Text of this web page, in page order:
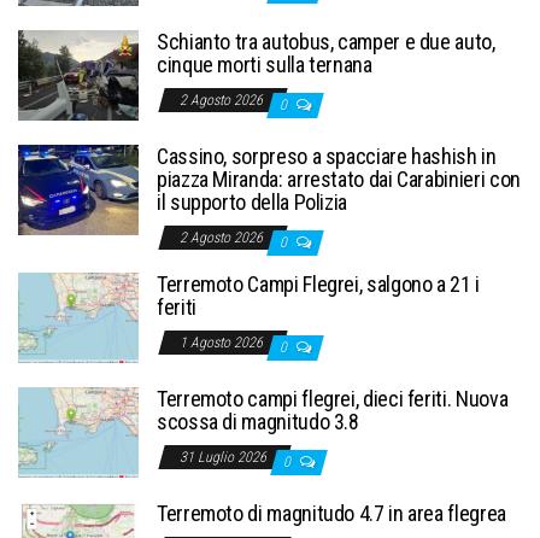
Schianto tra autobus, camper e due auto,
cinque morti sulla ternana
2 Agosto 2026 0
Cassino, sorpreso a spacciare hashish in
piazza Miranda: arrestato dai Carabinieri con
il supporto della Polizia
2 Agosto 2026 0
Terremoto Campi Flegrei, salgono a 21 i
feriti
1 Agosto 2026 0
Terremoto campi flegrei, dieci feriti. Nuova
scossa di magnitudo 3.8
31 Luglio 2026 0
Terremoto di magnitudo 4.7 in area flegrea